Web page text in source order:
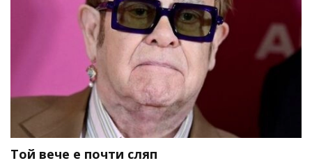
Той вече е почти сляп